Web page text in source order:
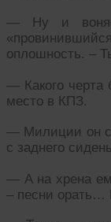
— Ну и
оплошность. –
— Какого
место в КПЗ.
— Милиции он
с заднего
— А на хрена
– песни орать…